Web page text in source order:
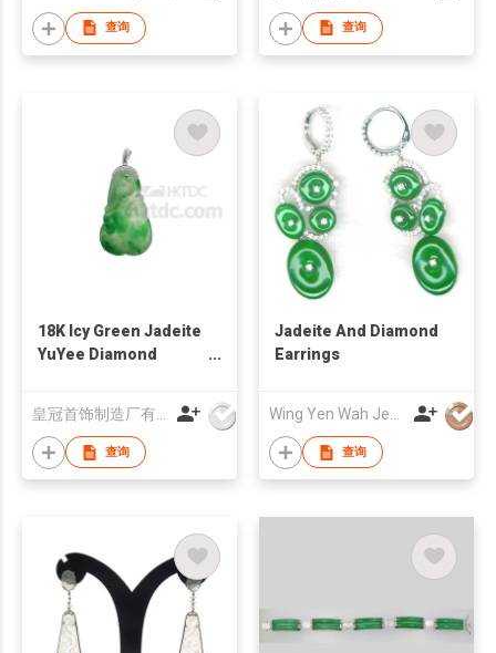
查询 查询
18K Icy Green Jadeite
YuYee Diamond
皇冠首饰制造厂有限公司
查询
Jadeite And Diamond
Earrings
Wing Yen Wah Jewellery Co Ltd
查询